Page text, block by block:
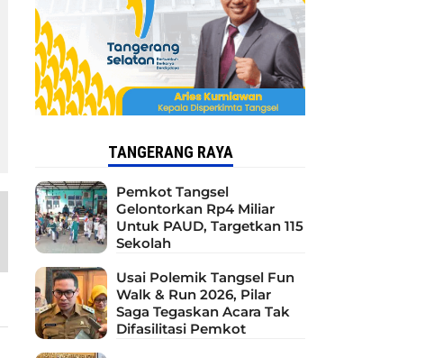
TANGERANG RAYA
Pemkot Tangsel
Gelontorkan Rp4 Miliar
Untuk PAUD, Targetkan 115
Sekolah
Usai Polemik Tangsel Fun
Walk & Run 2026, Pilar
Saga Tegaskan Acara Tak
Difasilitasi Pemkot